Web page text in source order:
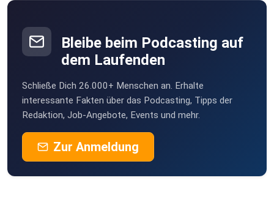
Bleibe beim Podcasting auf
dem Laufenden
Schließe Dich 26.000+ Menschen an. Erhalte
interessante Fakten über das Podcasting, Tipps der
Redaktion, Job-Angebote, Events und mehr.
Zur Anmeldung